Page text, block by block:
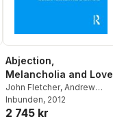
Abjection,
Melancholia and Love
John Fletcher, Andrew
Benjamin
Inbunden, 2012
2 745 kr